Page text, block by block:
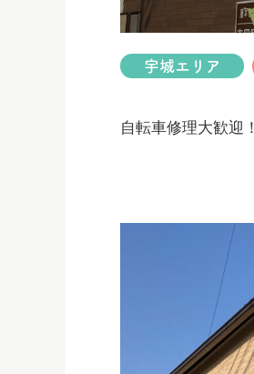
宇城エリア
自転車修理大歓迎！